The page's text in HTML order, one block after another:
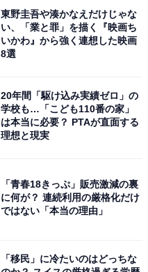
東野圭吾や湊かなえだけじゃな
い、「業と罪」を描く『映画ち
いかわ』から強く連想した映画
8選
20年間「駆け込み実績ゼロ」の
学校も…「こども110番の家」
は本当に必要？ PTAが直面する
理想と現実
「青春18きっぷ」販売激減の裏
に何が？ 連続利用の厳格化だけ
ではない「本当の理由」
「移民」に冷たいのはどっちな